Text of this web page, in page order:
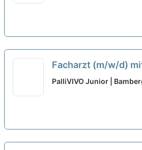
Facharzt (m/w/d)
Zusatzbezeichnung
PalliVIVO Junior |